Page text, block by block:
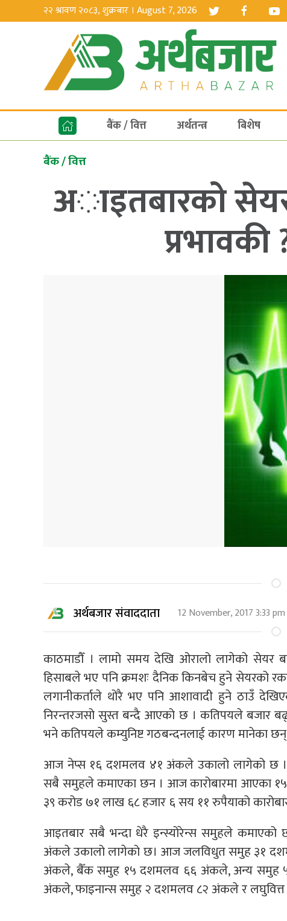
२२ श्रावण २०८३, शुक्रबार । August 7, 2026
बैंक / वित्त अर्थतन्त्र बिशेष
बैंक / वित्त
अाइतबारको
अर्थबजार संवाददाता 12 November, 2017 3:33 pm
काठमाडौँ । लामो समय देखि ओरालो लागेको सेयर
हिसाबले भए पनि क्रमशः दैनिक किनबेच हुने सेयरको
लगानीकर्ताले थोरै भए पनि आशावादी हुने ठाउँ
निरन्तरजसो सुस्त बन्दै आएको छ । कतिपयले बजार
भने कतिपयले कम्युनिष्ट गठबन्दनलाई कारण मानेका छन्
आज नेप्स १६ दशमलव ४१ अंकले उकालो लागेको छ
सबै समुहले कमाएका छन । आज कारोबारमा आएका
३९ करोड ७१ लाख ६८ हजार ६ सय ११ रुपैयाको
आइतबार सबै भन्दा धेरै इन्स्योरेन्स समुहले
अंकले उकालो लागेको छ। आज जलविधुत समुह ३१
अंकले, बैँक समुह १५ दशमलव ६६ अंकले, अन्य समुह
अंकले, फाइनान्स समुह २ दशमलव ८२ अंकले र